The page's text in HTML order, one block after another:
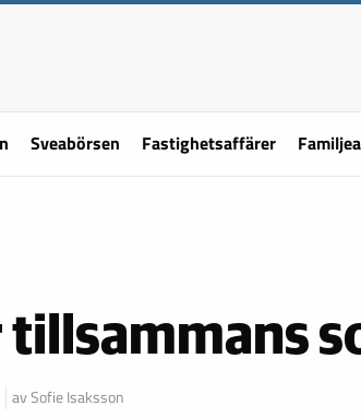
Sveabörsen Fastighetsaffärer
av Sofie Isaksson